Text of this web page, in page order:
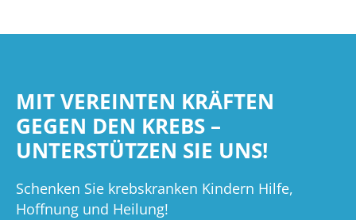
MIT VEREINTEN KRÄFTEN
GEGEN DEN KREBS –
UNTERSTÜTZEN SIE UNS!
Schenken Sie krebskranken Kindern Hilfe,
Hoffnung und Heilung!